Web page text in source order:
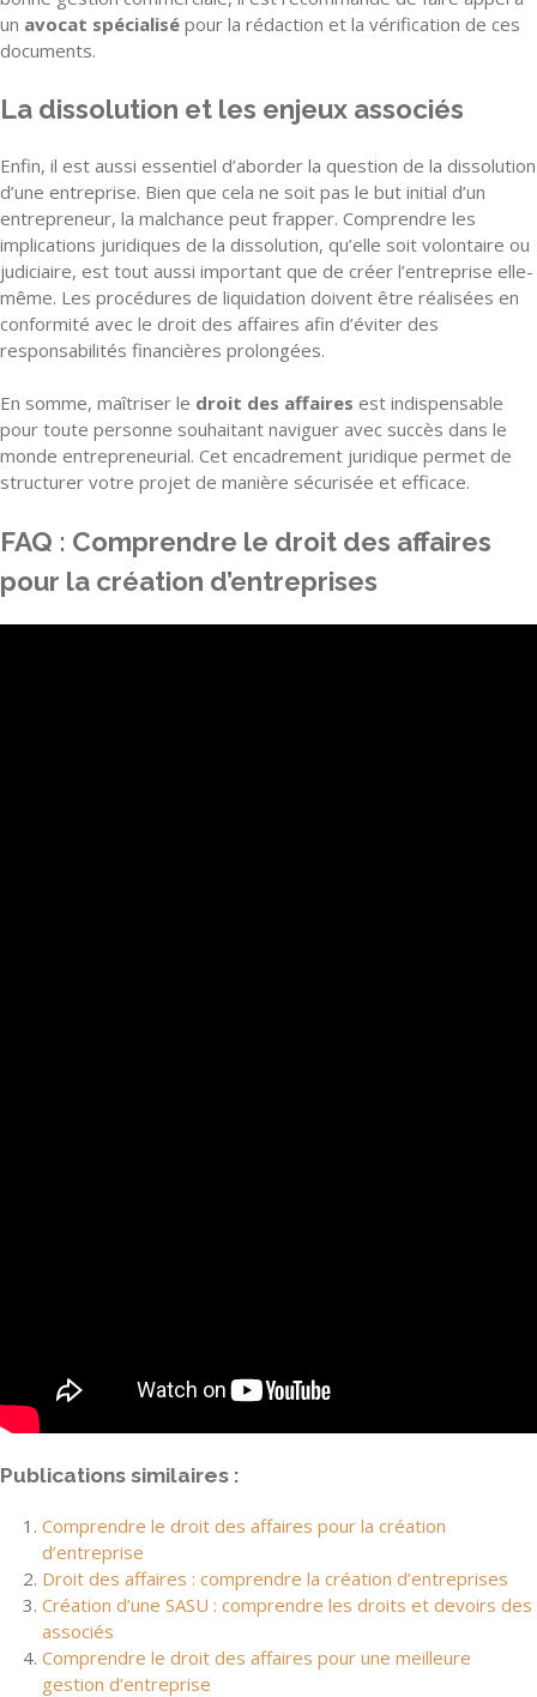
un avocat spécialisé pour la rédaction et la vérification de ces
documents.
La dissolution et les enjeux associés
Enfin, il est aussi essentiel d’aborder la question de la dissolution
d’une entreprise. Bien que cela ne soit pas le but initial d’un
entrepreneur, la malchance peut frapper. Comprendre les
implications juridiques de la dissolution, qu’elle soit volontaire ou
judiciaire, est tout aussi important que de créer l’entreprise elle-
même. Les procédures de liquidation doivent être réalisées en
conformité avec le droit des affaires afin d’éviter des
responsabilités financières prolongées.
En somme, maîtriser le droit des affaires est indispensable
pour toute personne souhaitant naviguer avec succès dans le
monde entrepreneurial. Cet encadrement juridique permet de
structurer votre projet de manière sécurisée et efficace.
FAQ : Comprendre le droit des affaires
pour la création d’entreprises
Publications similaires :
Comprendre le droit des affaires pour la création
d’entreprise
Droit des affaires : comprendre la création d’entreprises
Création d’une SASU : comprendre les droits et devoirs des
associés
Comprendre le droit des affaires pour une meilleure
gestion d’entreprise